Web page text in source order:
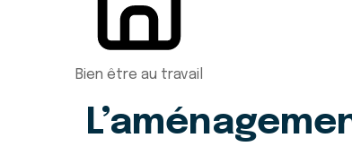
Bien être au travail